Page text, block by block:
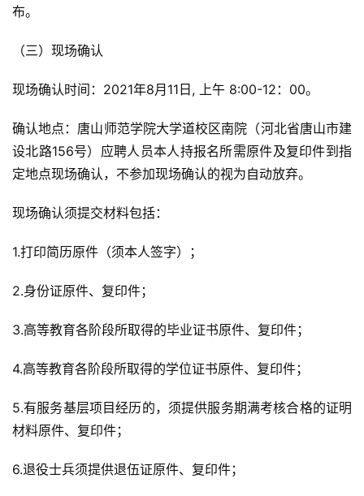
布。
（三）现场确认
现场确认时间：2021年8月11日, 上午 8:00-12：00。
确认地点：唐山师范学院大学道校区南院（河北省唐山市建
设北路156号）应聘人员本人持报名所需原件及复印件到指
定地点现场确认，不参加现场确认的视为自动放弃。
现场确认须提交材料包括：
1.打印简历原件（须本人签字）；
2.身份证原件、复印件；
3.高等教育各阶段所取得的毕业证书原件、复印件；
4.高等教育各阶段所取得的学位证书原件、复印件；
5.有服务基层项目经历的，须提供服务期满考核合格的证明
材料原件、复印件；
6.退役士兵须提供退伍证原件、复印件；